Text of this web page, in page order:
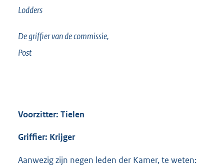
Lodders
De griffier van de commissie,
Post
Voorzitter: Tielen
Griffier: Krijger
Aanwezig zijn negen leden der Kamer, te weten: